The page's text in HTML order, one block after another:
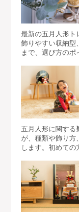
最新の五月人形ト
飾りやすい収納型
まで、選び方の
五月人形に関する
が、種類や飾り方
します。初めて